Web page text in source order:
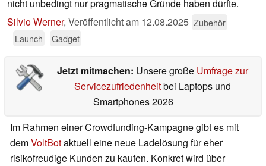
nicht unbedingt nur pragmatische Gründe haben dürfte.
Silvio Werner, Veröffentlicht am 12.08.2025 Zubehör
Launch
Gadget
Jetzt mitmachen: Unsere große Umfrage zur
Servicezufriedenheitbei Laptops und
Smartphones 2026
Im Rahmen einer Crowdfunding-Kampagne gibt es mit
demVoltBotaktuell eine neue Ladelösung für eher
risikofreudige Kunden zu kaufen. Konkret wird über